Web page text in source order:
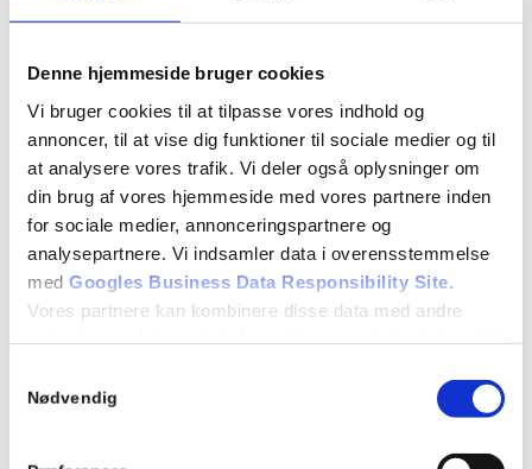
Denne hjemmeside bruger cookies
Vi bruger cookies til at tilpasse vores indhold og
annoncer, til at vise dig funktioner til sociale medier og til
at analysere vores trafik. Vi deler også oplysninger om
din brug af vores hjemmeside med vores partnere inden
for sociale medier, annonceringspartnere og
analysepartnere. Vi indsamler data i overensstemmelse
med Googles Business Data Responsibility Site
Vores partnere kan kombinere disse data med andre
Nødvendig
Sådan holder du dine Tesla
serviceomkostninger nede
januar 26, 2026 / 0 Kommentarer / iBlog,Tesla,Tesla
værksted
af Admin
Læs mere